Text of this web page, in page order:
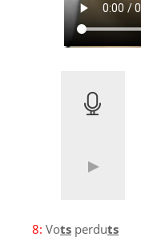
8: Vots perduts